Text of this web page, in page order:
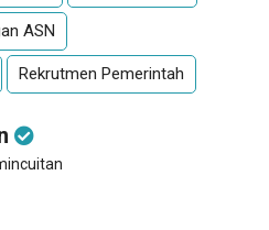
ASN
Rekrutmen Pemerintah